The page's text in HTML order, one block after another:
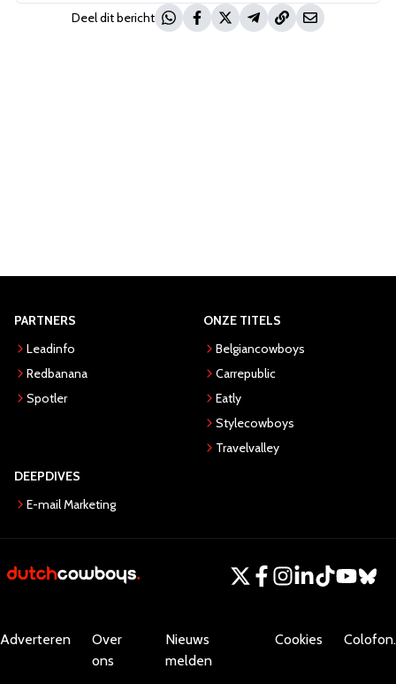
Deel dit bericht
PARTNERS
Leadinfo
Redbanana
Spotler
ONZE TITELS
Belgiancowboys
Carrepublic
Eatly
Stylecowboys
Travelvalley
DEEPDIVES
E-mail Marketing
Adverteren
Over
ons
Nieuws
melden
Cookies Colofon.